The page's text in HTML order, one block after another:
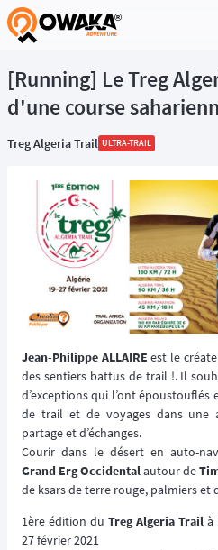
®
[Running] Le Treg
d'une course
Treg Algeria Trail ULTRA-TRAIL
Jean-Philippe ALLAIRE est le
des sentiers battus de trail !. Il
d’exceptions qui l’ont époustouflés
de trail et de voyages dans une
partage et d’échanges.
Courir dans le désert en auto-
Grand Erg Occidentalautour de
de ksars de terre rouge, palmiers et
1ère édition duTreg Algeria Trailà
27 février 2021